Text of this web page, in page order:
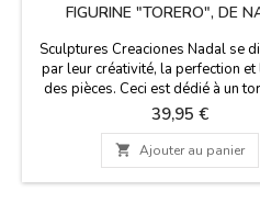
FIGURINE "TORERO", DE
Sculptures Creaciones Nadal se
par leur créativité, la perfection et
des pièces. Ceci est dédié à un
pièces sont en édition limitée
numéro de série et certificat
sont disponibles en noir, en blanc
foncé. Ils mesurent 15 cm de
Prix
39,95 €
 Ajouter au panier